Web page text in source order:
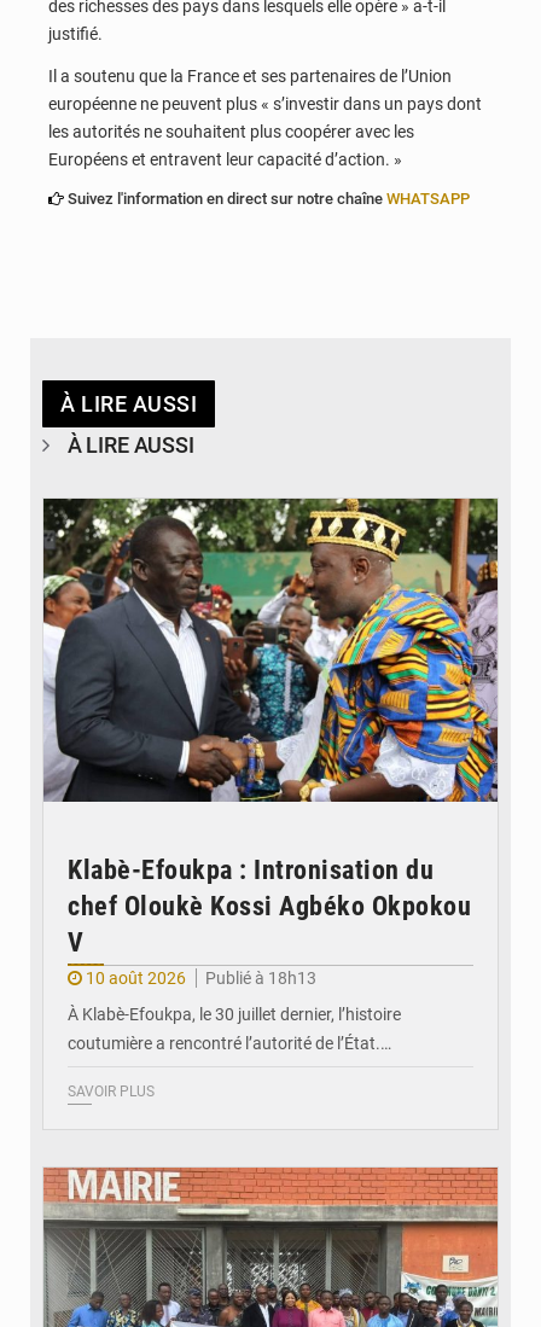
des richesses des pays dans lesquels elle opère » a-t-il
justifié.
Il a soutenu que la France et ses partenaires de l’Union
européenne ne peuvent plus « s’investir dans un pays dont
les autorités ne souhaitent plus coopérer avec les
Européens et entravent leur capacité d’action. »
Suivez l'information en direct sur notre chaîne WHATSAPP
À LIRE AUSSI
À LIRE AUSSI
Klabè-Efoukpa : Intronisation du
chef Oloukè Kossi Agbéko Okpokou
V
10 août 2026
Publié à 18h13
À Klabè-Efoukpa, le 30 juillet dernier, l’histoire
coutumière a rencontré l’autorité de l’État.…
SAVOIR PLUS